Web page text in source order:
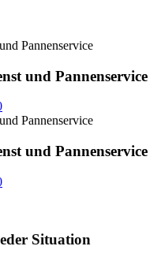
und Pannenservice
und Pannenservice
Situation